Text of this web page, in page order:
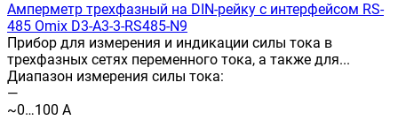
Амперметр трехфазный на DIN-рейку с интерфейсом RS-
485 Omix D3-A3-3-RS485-N9
Прибор для измерения и индикации силы тока в
трехфазных сетях переменного тока, а также для...
Диапазон измерения силы тока:
—
~0…100 А